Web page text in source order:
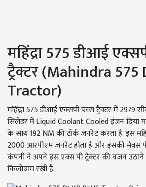
महिंद्रा 575 डीआई
ट्रैक्टर (Mahindra 575
Tractor)
महिंद्रा 575 डीआई एक्सपी प्लस ट्रैक्टर में 2979
सिलेंडर में Liquid Coolant Cooled इंजन दिया
के साथ 192 NM की टॉर्क जनरेट करता है. इस
2000 आरपीएम जनरेट होता है और इसकी मैक्स
कंपनी ने अपने इस एक्स पी ट्रैक्टर की वजन उठाने
किलोग्राम रखी है.